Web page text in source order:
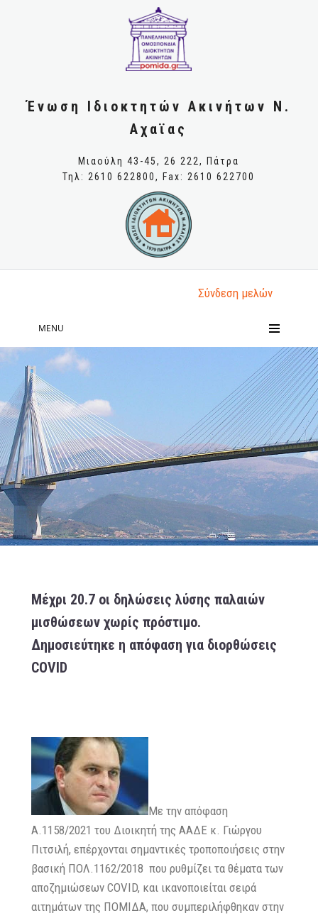
Ένωση Ιδιοκτητών Ακινήτων Ν.
Αχαϊας
Μιαούλη 43-45, 26 222, Πάτρα
Τηλ: 2610 622800, Fax: 2610 622700
Σύνδεση μελώv
MENU
Μέχρι 20.7 οι δηλώσεις λύσης παλαιών
μισθώσεων χωρίς πρόστιμο.
Δημοσιεύτηκε η απόφαση για διορθώσεις
COVID
Mε την απόφαση
Α.1158/2021 του Διοικητή της ΑΑΔΕ κ. Γιώργου
Πιτσιλή, επέρχονται σημαντικές τροποποιήσεις στην
βασική ΠΟΛ.1162/2018 που ρυθμίζει τα θέματα των
αποζημιώσεων COVID, και ικανοποιείται σειρά
αιτημάτων της ΠΟΜΙΔΑ, που συμπεριλήφθηκαν στην